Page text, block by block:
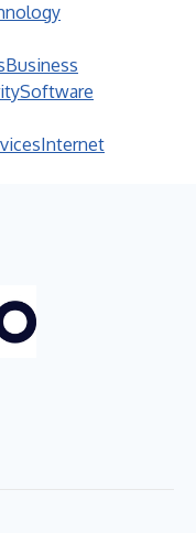
Business
Software
Internet